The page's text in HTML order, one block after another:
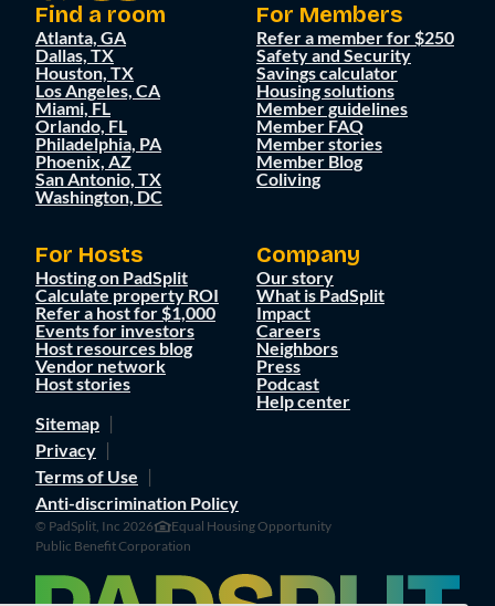
Find a room
Atlanta, GA
Dallas, TX
Houston, TX
Los Angeles, CA
Miami, FL
Orlando, FL
Philadelphia, PA
Phoenix, AZ
San Antonio, TX
Washington, DC
For Members
Refer a member for $250
Safety and Security
Savings calculator
Housing solutions
Member guidelines
Member FAQ
Member stories
Member Blog
Coliving
For Hosts
Hosting on PadSplit
Calculate property ROI
Refer a host for $1,000
Events for investors
Host resources blog
Vendor network
Host stories
Company
Our story
What is PadSplit
Impact
Careers
Neighbors
Press
Podcast
Help center
Sitemap
Privacy
Terms of Use
Anti-discrimination Policy
© PadSplit, Inc 2026
Equal Housing Opportunity
Public Benefit Corporation